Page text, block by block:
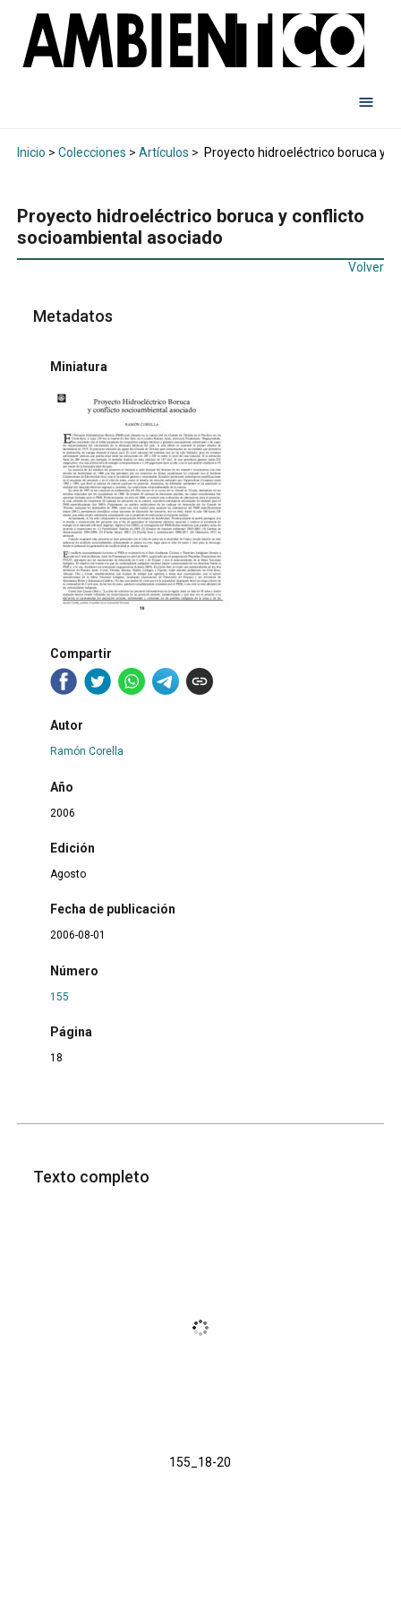
Inicio > Colecciones > Artículos > Proyecto hidroeléctrico boruca y
Proyecto hidroeléctrico boruca y conflicto
socioambiental asociado
Volver
Metadatos
Miniatura
Compartir
Autor
Ramón Corella
Año
2006
Edición
Agosto
Fecha de publicación
2006-08-01
Número
155
Página
18
Texto completo
155_18-20